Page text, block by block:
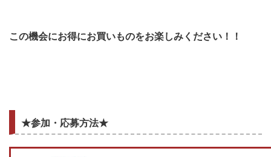
この機会にお得にお買いものをお楽しみください！！
★参加・応募方法★